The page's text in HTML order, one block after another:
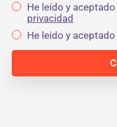
He leído y aceptado
privacidad
He leído y aceptado